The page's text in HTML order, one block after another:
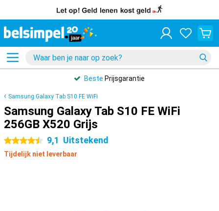
Beste Prijsgarantie
Samsung Galaxy Tab S10 FE WiFi
Samsung Galaxy Tab S10 FE WiFi
256GB X520 Grijs
4.5 sterren 9,1 Uitstekend
Tijdelijk niet leverbaar